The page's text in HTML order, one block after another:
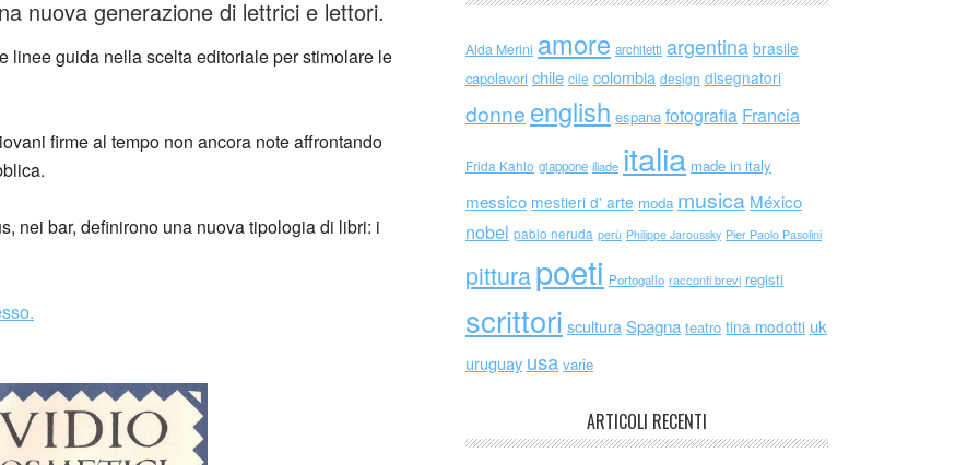
nuova generazione di lettrici e lettori.
linee guida nella scelta editoriale per stimolare le
firme al tempo non ancora note affrontando
nei bar, definirono una nuova tipologia di libri: i
Alda Merini amore architetti argentina brasile
capolavori chile cile colombia design disegnatori
donne english espana fotografia Francia
Frida Kahlo giappone iliade italia made in italy
messico mestieri d' arte moda musica México
nobel pablo neruda perù Philippe Jaroussky Pier Paolo Pasolini
pitturapoeti Portogallo racconti brevi registi
scrittori scultura Spagna teatro tina modotti uk
uruguay usa varie
ARTICOLI RECENTI